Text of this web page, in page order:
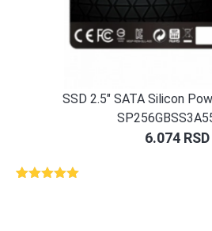
SSD 2.5″ SATA Silicon
6.074 RSD